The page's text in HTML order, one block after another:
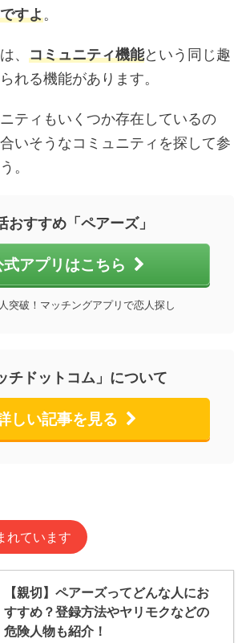
すよ。
、 コミュニティ機能という同じ趣
れる機能があります。
ティもいくつか存在しているの
いそうなコミュニティを探して参
。
おすすめ「ペアーズ」
式アプリはこちら
突破！マッチングアプリで恋人探し
チドットコム」について
しい記事を見る
れています
【親切】ペアーズってどんな人にお
すすめ？登録方法やヤリモクなどの
危険人物も紹介！